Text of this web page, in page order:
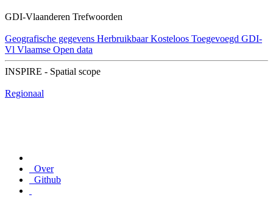
GDI-Vlaanderen Trefwoorden
Geografische gegevens Herbruikbaar Kosteloos Toegevoegd GDI-
Vl Vlaamse Open data
INSPIRE - Spatial scope
Regionaal
Over
Github